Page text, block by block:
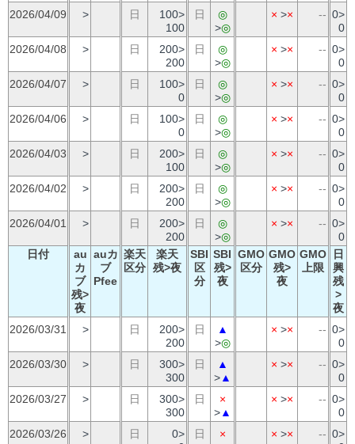
2026/04/09
> 日
100>
100
日
◎
>◎
× >× -- 0>
0
2026/04/08
> 日
200>
200
日
◎
>◎
× >× -- 0>
0
2026/04/07
> 日
100>
0
日
◎
>◎
× >× -- 0>
0
2026/04/06
> 日
100>
0
日
◎
>◎
× >× -- 0>
0
2026/04/03
> 日
200>
100
日
◎
>◎
× >× -- 0>
0
2026/04/02
> 日
200>
200
日
◎
>◎
× >× -- 0>
0
2026/04/01
> 日
200>
200
日
◎
>◎
× >× -- 0>
0
日付
au
カ
ブ
残>
夜
auカ
ブ
Pfee
楽天
区分
楽天
残>夜
SBI
区
分
SBI
残>
夜
GMO
区分
GMO
残>
夜
GMO
上限
日
興
残
>
夜
2026/03/31
> 日
200>
200
日
▲
>◎
× >× -- 0>
0
2026/03/30
> 日
300>
300
日
▲
>▲
× >× -- 0>
0
2026/03/27
> 日
300>
300
日
×
>▲
× >× -- 0>
0
2026/03/26
> 日
0>
日
×
× >× -- 0>